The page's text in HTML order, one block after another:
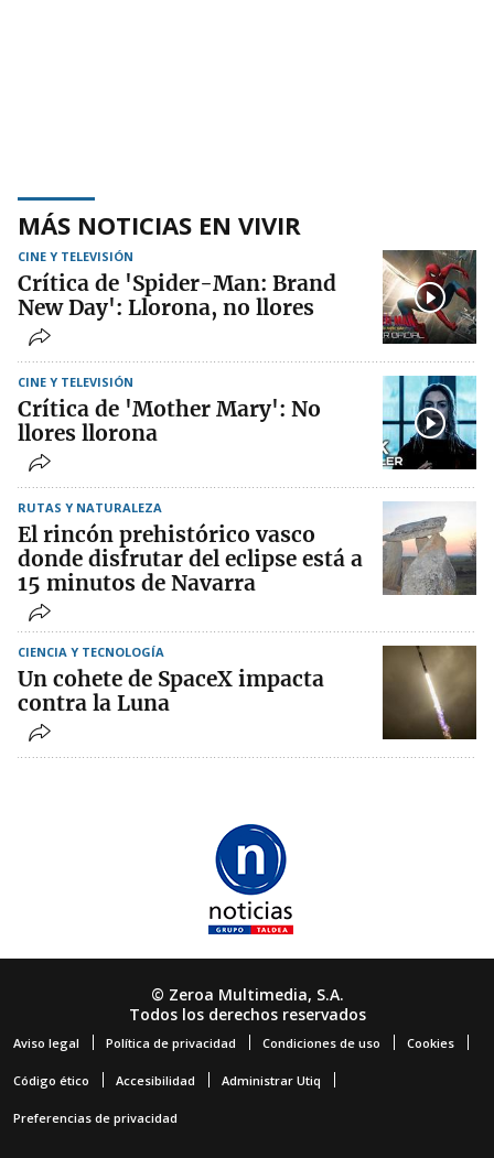
MÁS NOTICIAS EN VIVIR
CINE Y TELEVISIÓN
Crítica de 'Spider-Man: Brand
New Day': Llorona, no llores
CINE Y TELEVISIÓN
Crítica de 'Mother Mary': No
llores llorona
RUTAS Y NATURALEZA
El rincón prehistórico vasco
donde disfrutar del eclipse está a
15 minutos de Navarra
CIENCIA Y TECNOLOGÍA
Un cohete de SpaceX impacta
contra la Luna
© Zeroa Multimedia, S.A.
Todos los derechos reservados
Aviso legal Política de privacidad Condiciones de uso Cookies
Código ético Accesibilidad Administrar Utiq
Preferencias de privacidad